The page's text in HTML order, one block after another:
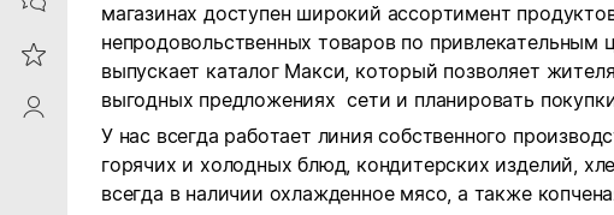
Reviews
ProfileSaby
магазинах доступен широкий ассортимент
непродовольственных товаров по привлекательным
выпускает каталог Макси, который позволяет
выгодных предложениях сети и планировать
У нас всегда работает линия собственного
горячих и холодных блюд, кондитерских изделий,
всегда в наличии охлажденное мясо, а также